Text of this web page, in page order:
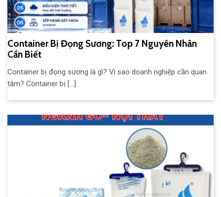
Container Bị Đọng Sương: Top 7 Nguyên Nhân
Cần Biết
Container bị đọng sương là gì? Vì sao doanh nghiệp cần quan
tâm? Container bị [...]